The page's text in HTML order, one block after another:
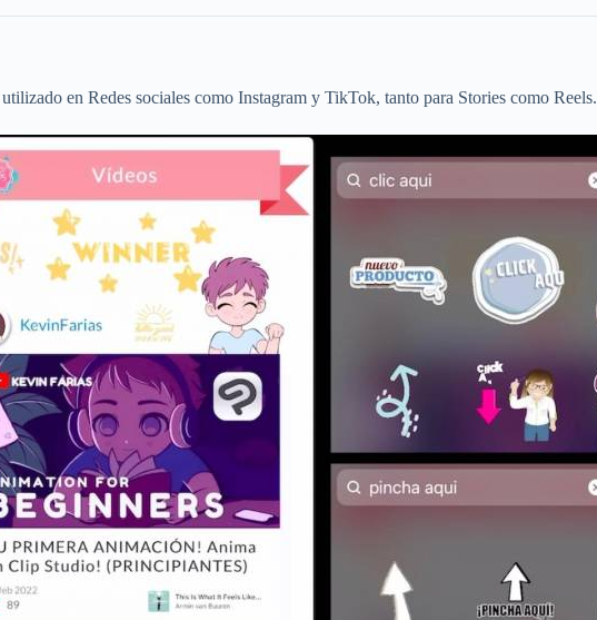
en Redes sociales como Instagram y TikTok, tanto para Stories como Reels.